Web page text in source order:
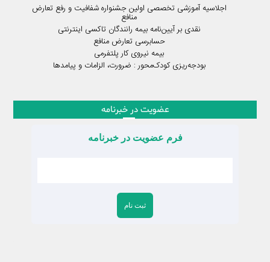
اجلاسیه آموزشی تخصصی اولین جشنواره شفافیت و رفع تعارض
منافع
نقدی بر آیین‌نامه بیمه رانندگان تاکسی اینترنتی
حسابرسی تعارض منافع
بیمه نیروی کار پلتفرمی
بودجه‌ریزی کودک‌محور : ضرورت، الزامات و پیامدها
عضویت در خبرنامه
فرم عضویت در خبرنامه